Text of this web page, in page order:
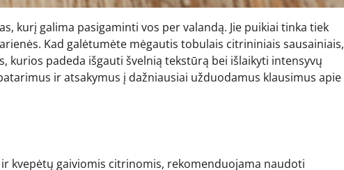
kurį galima pasigaminti vos per valandą. Jie puikiai tinka tiek
Kad galėtumėte mėgautis tobulais citrininiais sausainiais,
padeda išgauti švelnią tekstūrą bei išlaikyti intensyvų
ir atsakymus į dažniausiai užduodamus klausimus apie
kvepėtų gaiviomis citrinomis, rekomenduojama naudoti